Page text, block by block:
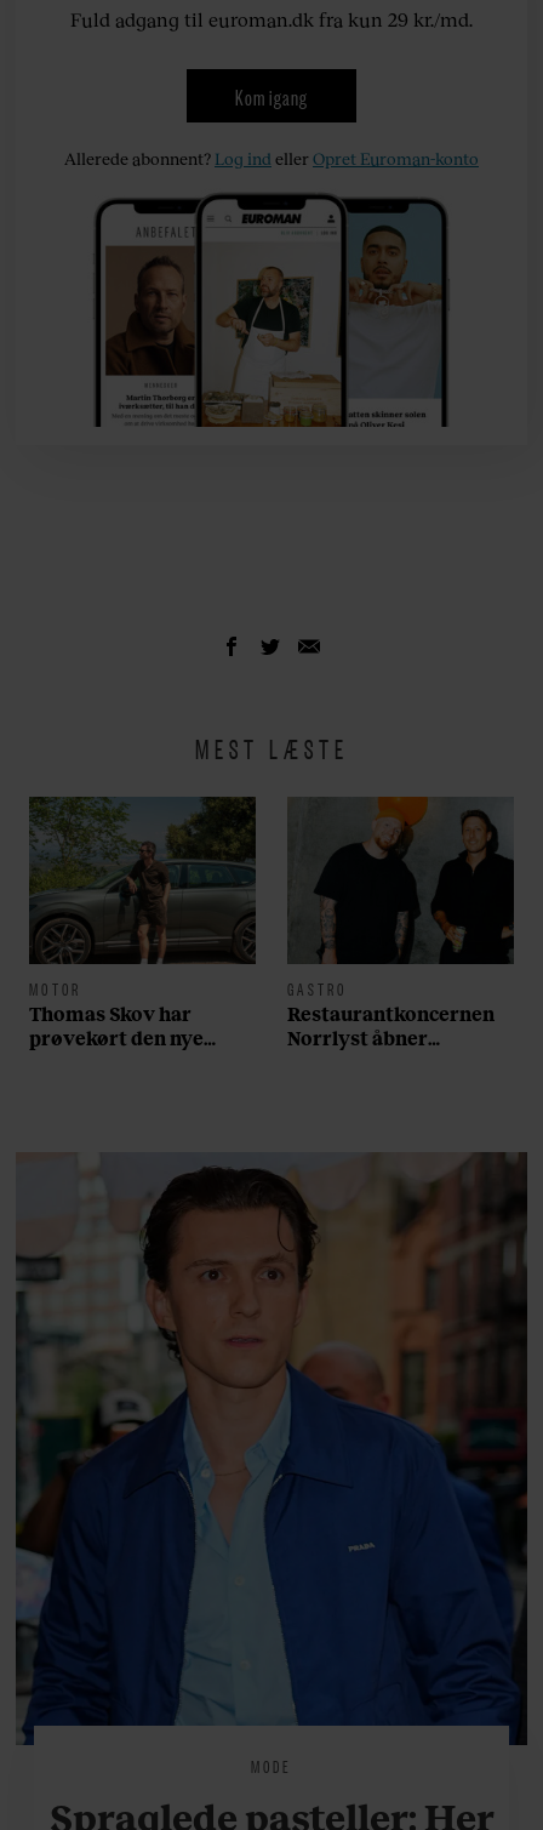
Fuld adgang til euroman.dk fra kun 29 kr./md.
Kom igang
Allerede abonnent? Log ind ellerOpret Euroman-konto
MEST LÆSTE
MOTOR
Thomas Skov har
prøvekørt den nye
GASTRO
Restaurantkoncernen
Norrlyst åbner
MODE
Spraglede pasteller: Her